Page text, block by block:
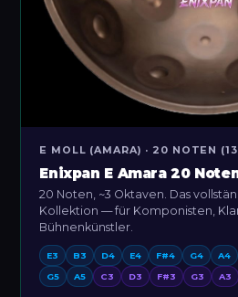
E MOLL (AMARA) · 20 NOTEN
Enixpan E Amara 20
20 Noten, ~3 Oktaven. Das
Kollektion — für Komponisten,
Bühnenkünstler.
E3 B3 D4 E4 F#4 G4 A4
G5 A5 C3 D3 F#3 G3 A3